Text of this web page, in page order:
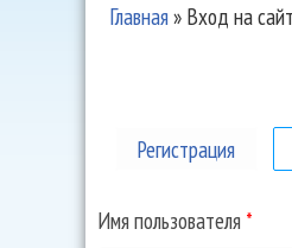
Вы здесь
Главная» Вход на сайт
Регистрация
Имя пользователя *